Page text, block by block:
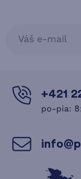
+421
po-pia: